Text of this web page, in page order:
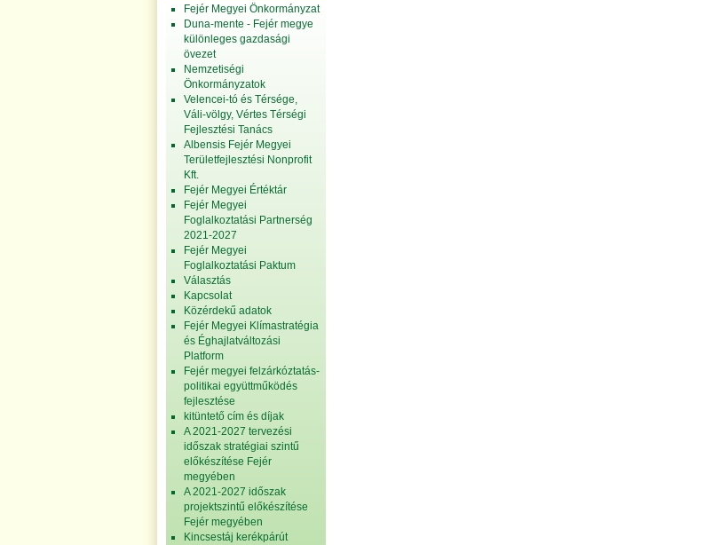
Fejér Megyei Önkormányzat
Duna-mente - Fejér megye
különleges gazdasági
övezet
Nemzetiségi
Önkormányzatok
Velencei-tó és Térsége,
Váli-völgy, Vértes Térségi
Fejlesztési Tanács
Albensis Fejér Megyei
Területfejlesztési Nonprofit
Kft.
Fejér Megyei Értéktár
Fejér Megyei
Foglalkoztatási Partnerség
2021-2027
Fejér Megyei
Foglalkoztatási Paktum
Választás
Kapcsolat
Közérdekű adatok
Fejér Megyei Klímastratégia
és Éghajlatváltozási
Platform
Fejér megyei felzárkóztatás-
politikai együttműködés
fejlesztése
kitüntető cím és díjak
A 2021-2027 tervezési
időszak stratégiai szintű
előkészítése Fejér
megyében
A 2021-2027 időszak
projektszintű előkészítése
Fejér megyében
Kincsestáj kerékpárút